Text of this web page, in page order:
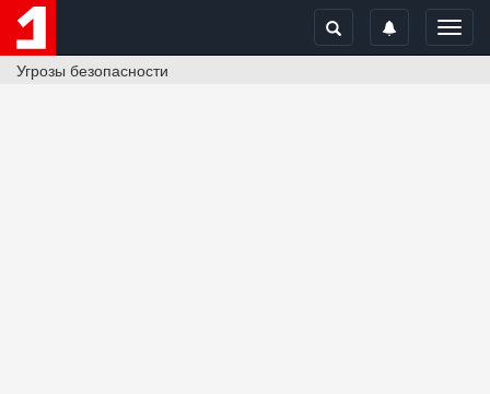
Угрозы безопасности